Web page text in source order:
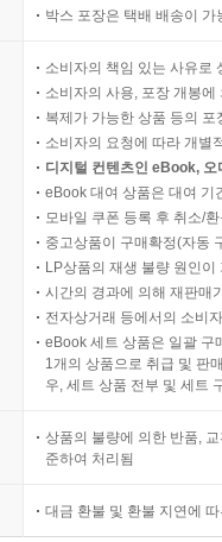
박스 포장은 택배 배송이
소비자의 책임 있는 사유로
소비자의 사용, 포장 개봉
복제가 가능한 상품 등의
소비자의 요청에 따라 개별
디지털 컨텐츠인 eBook,
eBook 대여 상품은 대여 기
모바일 쿠폰 등록 후 취소/
중고상품이 구매확정(자동
LP상품의 재생 불량 원인
시간의 경과에 의해 재판매
전자상거래 등에서의 소비
eBook 세트 상품은 일괄 구
1개의 상품으로 취급 및 판
우, 세트 상품 전부 및 세트
상품의 불량에 의한 반품,
준하여 처리됨
대금 환불 및 환불 지연에